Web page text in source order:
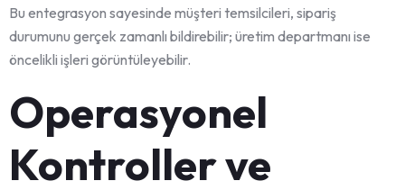
Bu entegrasyon sayesinde müşteri temsilcileri, sipariş
durumunu gerçek zamanlı bildirebilir; üretim departmanı ise
öncelikli işleri görüntüleyebilir.
Operasyonel
Kontroller ve